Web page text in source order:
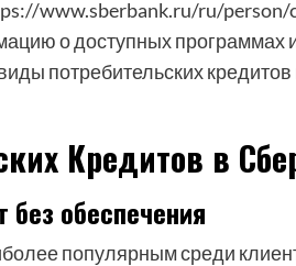
www.sberbank.ru/ru/
о доступных программах
потребительских
Кредитов в
без обеспечения
популярным среди